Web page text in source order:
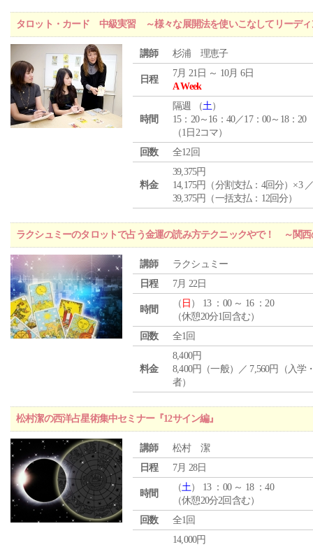
タロット・カード 中級実習 ～様々な展開法を使いこなしてリーディ
講師 杉浦 理恵子
日程
7月 21日 ～ 10月 6日
A Week
時間
隔週 （土）
15：20～16：40／17：00～18：20
（1日2コマ）
回数
全12回
料金
39,375円
14,175円（分割支払：4回分）×3
39,375円（一括支払：12回分）
ラクシュミーのタロットで占う金運の読み方テクニックやで！ ～関
講師
ラクシュミー
日程
7月 22日
時間
（ 日 ） 13 ：00 ～ 16 ：20
（休憩20分1回含む）
回数
全1回
料金
8,400円
8,400円（一般）／ 7,560円（入学
者）
松村潔の西洋占星術集中セミナー『12サイン編』
講師
松村 潔
日程
7月 28日
時間
（土） 13 ：00 ～ 18 ：40
（休憩20分2回含む）
回数
全1回
14,000円